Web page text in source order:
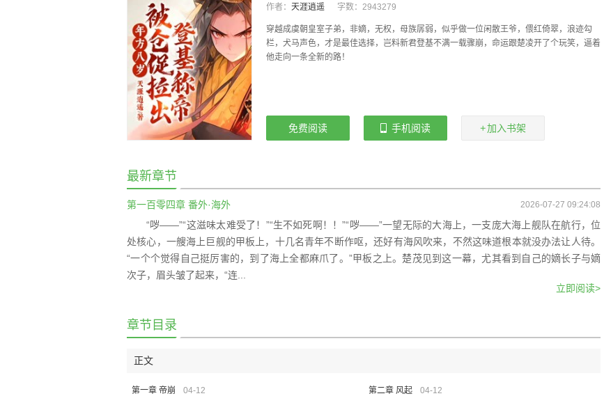
作者： 天涯逍遥 字数： 2943279
穿越成虞朝皇室子弟，非嫡，无权，母族孱弱，似乎做一位闲散王爷，偎红倚翠，浪迹勾
栏，犬马声色，才是最佳选择，岂料新君登基不满一载骤崩，命运跟楚凌开了个玩笑，逼着
他走向一条全新的路！
免费阅读 手机阅读 加入书架
最新章节
2026-07-27 09:24:08
第一百零四章 番外·海外
“哕——”“这滋味太难受了！”“生不如死啊！！”“哕——”一望无际的大海上，一支庞大海上舰队在航行，位
处核心，一艘海上巨舰的甲板上，十几名青年不断作呕，还好有海风吹来，不然这味道根本就没办法让人待。
“一个个觉得自己挺厉害的，到了海上全都麻爪了。”甲板之上。楚茂见到这一幕，尤其看到自己的嫡长子与嫡
次子，眉头皱了起来，“连...
立即阅读>
章节目录
正文
第一章 帝崩 04-12 第二章 风起 04-12